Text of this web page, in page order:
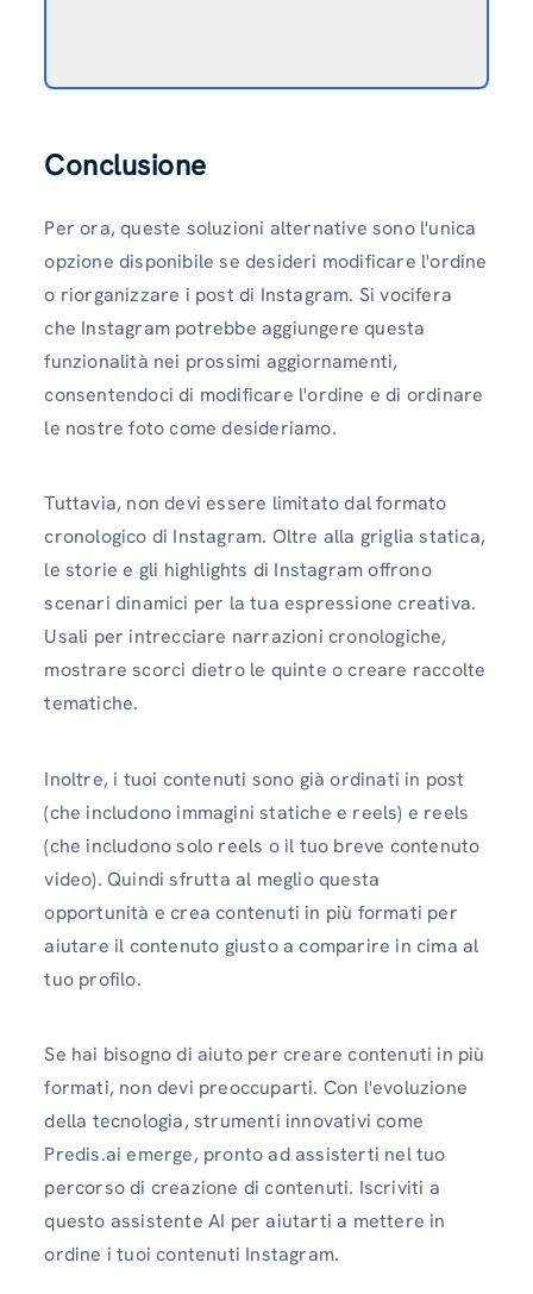
Conclusione
Per ora, queste soluzioni alternative sono l'unica
opzione disponibile se desideri modificare l'ordine
o riorganizzare i post di Instagram. Si vocifera
che Instagram potrebbe aggiungere questa
funzionalità nei prossimi aggiornamenti,
consentendoci di modificare l'ordine e di ordinare
le nostre foto come desideriamo.
Tuttavia, non devi essere limitato dal formato
cronologico di Instagram. Oltre alla griglia statica,
le storie e gli highlights di Instagram offrono
scenari dinamici per la tua espressione creativa.
Usali per intrecciare narrazioni cronologiche,
mostrare scorci dietro le quinte o creare raccolte
tematiche.
Inoltre, i tuoi contenuti sono già ordinati in post
(che includono immagini statiche e reels) e reels
(che includono solo reels o il tuo breve contenuto
video). Quindi sfrutta al meglio questa
opportunità e crea contenuti in più formati per
aiutare il contenuto giusto a comparire in cima al
tuo profilo.
Se hai bisogno di aiuto per creare contenuti in più
formati, non devi preoccuparti. Con l'evoluzione
della tecnologia, strumenti innovativi come
Predis.ai emerge, pronto ad assisterti nel tuo
percorso di creazione di contenuti. Iscriviti a
questo assistente AI per aiutarti a mettere in
ordine i tuoi contenuti Instagram.